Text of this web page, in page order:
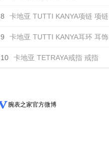
8 卡地亚 TUTTI KANYA项链 项链
9 卡地亚 TUTTI KANYA耳环 耳饰
10 卡地亚 TETRAYA戒指 戒指
腕表之家官方微博